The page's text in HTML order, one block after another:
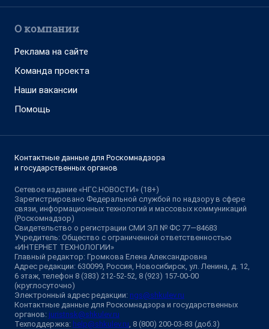
О компании
Реклама на сайте
Команда проекта
Наши вакансии
Помощь
Контактные данные для Роскомнадзора
и государственных органов
Сетевое издание «НГС.НОВОСТИ» (18+)
Зарегистрировано Федеральной службой по надзору в сфере
связи, информационных технологий и массовых коммуникаций
(Роскомнадзор)
Свидетельство о регистрации СМИ ЭЛ № ФС 77—84683
Учредитель: Общество с ограниченной ответственностью
«ИНТЕРНЕТ ТЕХНОЛОГИИ»
Главный редактор: Громкова Елена Александровна
Адрес редакции: 630099, Россия, Новосибирск, ул. Ленина, д. 12,
6 этаж, телефон 8 (383) 212-52-52, 8 (923) 157-00-00
(круглосуточно)
Электронный адрес редакции: ngs@shkulev.ru
Контактные данные для Роскомнадзора и государственных
органов: juristnsk@shkulev.ru
Техподдержка: help@shkulev.ru , 8 (800) 200-03-83 (доб.3)